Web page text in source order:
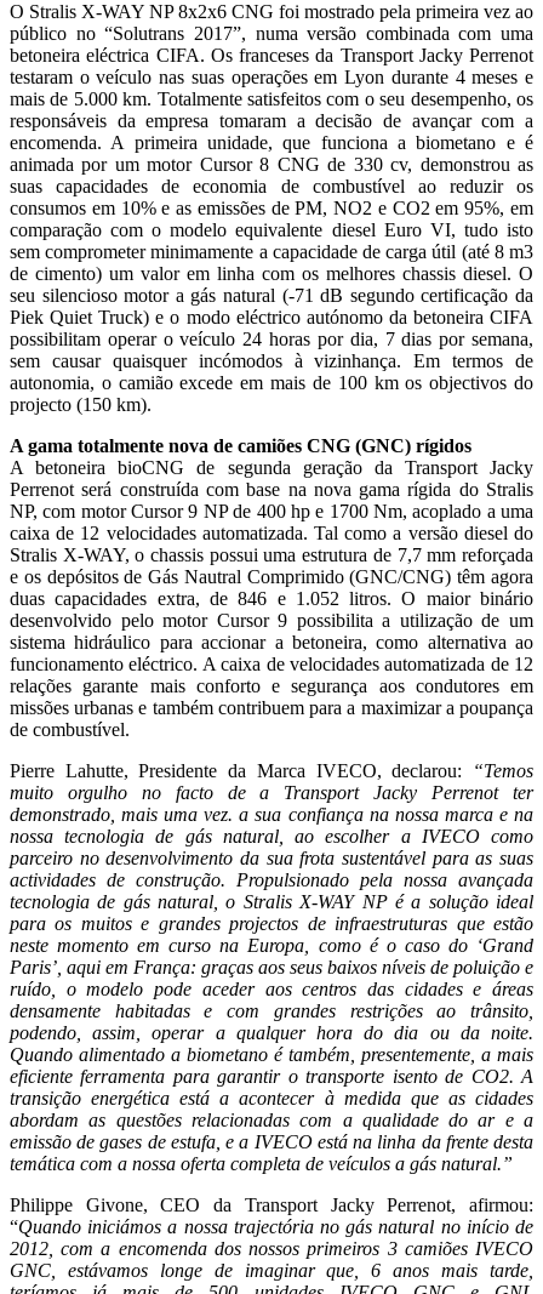
O Stralis X-WAY NP 8x2x6 CNG foi mostrado pela primeira vez ao
público no “Solutrans 2017”, numa versão combinada com uma
betoneira eléctrica CIFA. Os franceses da Transport Jacky Perrenot
testaram o veículo nas suas operações em Lyon durante 4 meses e
mais de 5.000 km. Totalmente satisfeitos com o seu desempenho, os
responsáveis da empresa tomaram a decisão de avançar com a
encomenda. A primeira unidade, que funciona a biometano e é
animada por um motor Cursor 8 CNG de 330 cv, demonstrou as
suas capacidades de economia de combustível ao reduzir os
consumos em 10% e as emissões de PM, NO2 e CO2 em 95%, em
comparação com o modelo equivalente diesel Euro VI, tudo isto
sem comprometer minimamente a capacidade de carga útil (até 8 m3
de cimento) um valor em linha com os melhores chassis diesel. O
seu silencioso motor a gás natural (-71 dB segundo certificação da
Piek Quiet Truck) e o modo eléctrico autónomo da betoneira CIFA
possibilitam operar o veículo 24 horas por dia, 7 dias por semana,
sem causar quaisquer incómodos à vizinhança. Em termos de
autonomia, o camião excede em mais de 100 km os objectivos do
projecto (150 km).
A gama totalmente nova de camiões CNG (GNC) rígidos
A betoneira bioCNG de segunda geração da Transport Jacky
Perrenot será construída com base na nova gama rígida do Stralis
NP, com motor Cursor 9 NP de 400 hp e 1700 Nm, acoplado a uma
caixa de 12 velocidades automatizada. Tal como a versão diesel do
Stralis X-WAY, o chassis possui uma estrutura de 7,7 mm reforçada
e os depósitos de Gás Nautral Comprimido (GNC/CNG) têm agora
duas capacidades extra, de 846 e 1.052 litros. O maior binário
desenvolvido pelo motor Cursor 9 possibilita a utilização de um
sistema hidráulico para accionar a betoneira, como alternativa ao
funcionamento eléctrico. A caixa de velocidades automatizada de 12
relações garante mais conforto e segurança aos condutores em
missões urbanas e também contribuem para a maximizar a poupança
de combustível.
Pierre Lahutte, Presidente da Marca IVECO, declarou:
“Temos
muito orgulho no facto de a Transport Jacky Perrenot ter
demonstrado, mais uma vez. a sua confiança na nossa marca e na
nossa tecnologia de gás natural, ao escolher a IVECO como
parceiro no desenvolvimento da sua frota sustentável para as suas
actividades de construção. Propulsionado pela nossa avançada
tecnologia de gás natural, o Stralis X-WAY NP é a solução ideal
para os muitos e grandes projectos de infraestruturas que estão
neste momento em curso na Europa, como é o caso do ‘Grand
Paris’, aqui em França: graças aos seus baixos níveis de poluição e
ruído, o modelo pode aceder aos centros das cidades e áreas
densamente habitadas e com grandes restrições ao trânsito,
podendo, assim, operar a qualquer hora do dia ou da noite.
Quando alimentado a biometano é também, presentemente, a mais
eficiente ferramenta para garantir o transporte isento de CO2. A
transição energética está a acontecer à medida que as cidades
abordam as questões relacionadas com a qualidade do ar e a
emissão de gases de estufa, e a IVECO está na linha da frente desta
temática com a nossa oferta completa de veículos a gás natural.”
Philippe Givone, CEO da Transport Jacky Perrenot, afirmou:
“Quando iniciámos a nossa trajectória no gás natural no início de
2012, com a encomenda dos nossos primeiros 3 camiões IVECO
GNC, estávamos longe de imaginar que, 6 anos mais tarde,